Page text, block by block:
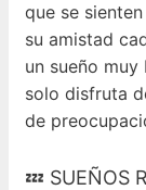
que se
su amistad
un sueño
solo disfruta
de
💤 SUEÑOS